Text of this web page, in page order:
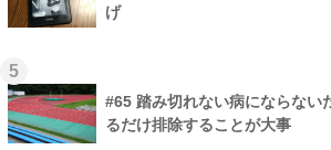
げ
5
#65 踏み切れない病にならない
るだけ排除することが大事